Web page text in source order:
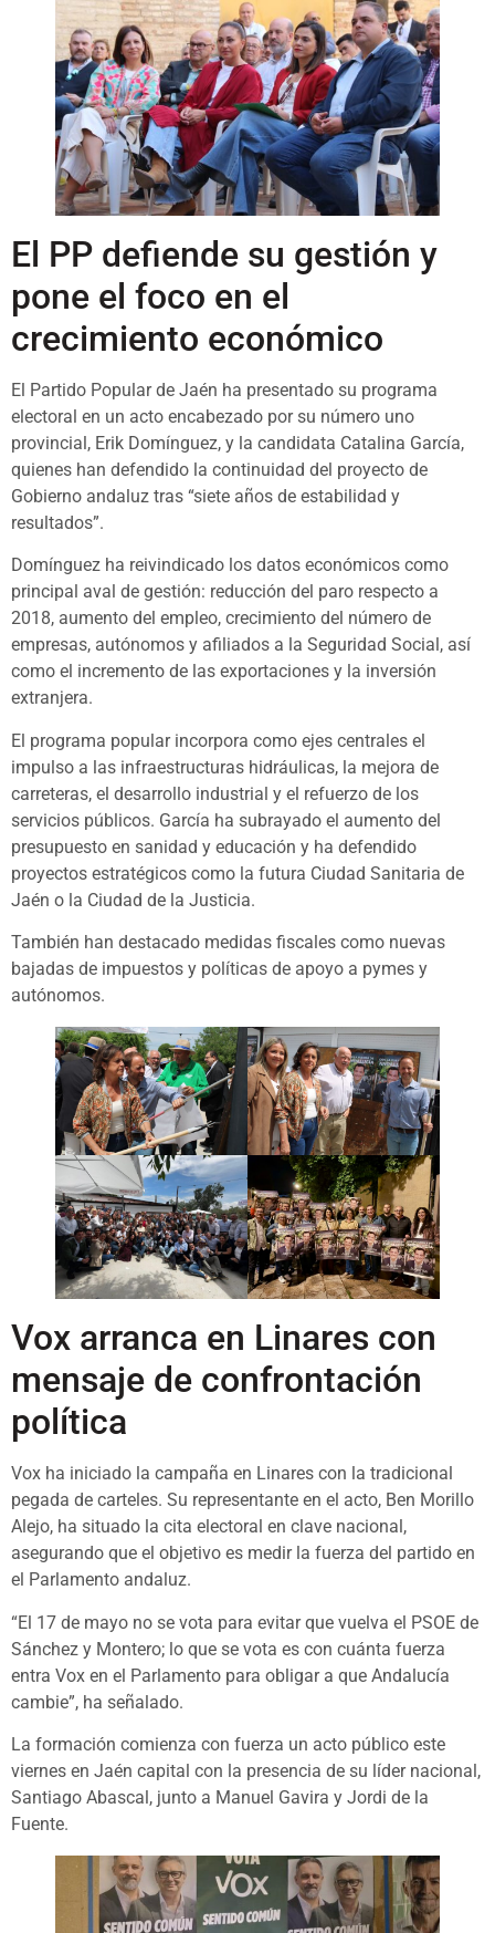
El PP defiende su gestión y
pone el foco en el
crecimiento económico
El Partido Popular de Jaén ha presentado su programa
electoral en un acto encabezado por su número uno
provincial, Erik Domínguez, y la candidata Catalina García,
quienes han defendido la continuidad del proyecto de
Gobierno andaluz tras “siete años de estabilidad y
resultados”.
Domínguez ha reivindicado los datos económicos como
principal aval de gestión: reducción del paro respecto a
2018, aumento del empleo, crecimiento del número de
empresas, autónomos y afiliados a la Seguridad Social, así
como el incremento de las exportaciones y la inversión
extranjera.
El programa popular incorpora como ejes centrales el
impulso a las infraestructuras hidráulicas, la mejora de
carreteras, el desarrollo industrial y el refuerzo de los
servicios públicos. García ha subrayado el aumento del
presupuesto en sanidad y educación y ha defendido
proyectos estratégicos como la futura Ciudad Sanitaria de
Jaén o la Ciudad de la Justicia.
También han destacado medidas fiscales como nuevas
bajadas de impuestos y políticas de apoyo a pymes y
autónomos.
Vox arranca en Linares con
mensaje de confrontación
política
Vox ha iniciado la campaña en Linares con la tradicional
pegada de carteles. Su representante en el acto, Ben Morillo
Alejo, ha situado la cita electoral en clave nacional,
asegurando que el objetivo es medir la fuerza del partido en
el Parlamento andaluz.
“El 17 de mayo no se vota para evitar que vuelva el PSOE de
Sánchez y Montero; lo que se vota es con cuánta fuerza
entra Vox en el Parlamento para obligar a que Andalucía
cambie”, ha señalado.
La formación comienza con fuerza un acto público este
viernes en Jaén capital con la presencia de su líder nacional,
Santiago Abascal, junto a Manuel Gavira y Jordi de la
Fuente.